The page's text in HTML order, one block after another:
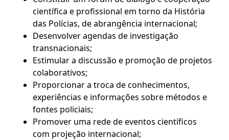
científica e profissional em torno da História
das Polícias, de abrangência internacional;
Desenvolver agendas de investigação
transnacionais;
Estimular a discussão e promoção de projetos
colaborativos;
Proporcionar a troca de conhecimentos,
experiências e informações sobre métodos e
fontes policiais;
Promover uma rede de eventos científicos
com projeção internacional;